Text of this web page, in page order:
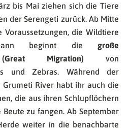
bis Mai ziehen sich die Tiere
der Serengeti zurück. Ab Mitte
die Wildtiere
beginnt die große
Migration) von
und Zebras. Während der
Grumeti River habt ihr auch die
die aus ihren Schlupflöchern
zu fangen. Ab September
weiter in die benachbarte